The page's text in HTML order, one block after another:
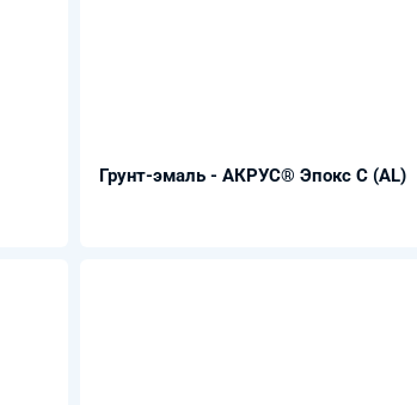
Грунт-эмаль - АКРУС® Эпокс С (AL)